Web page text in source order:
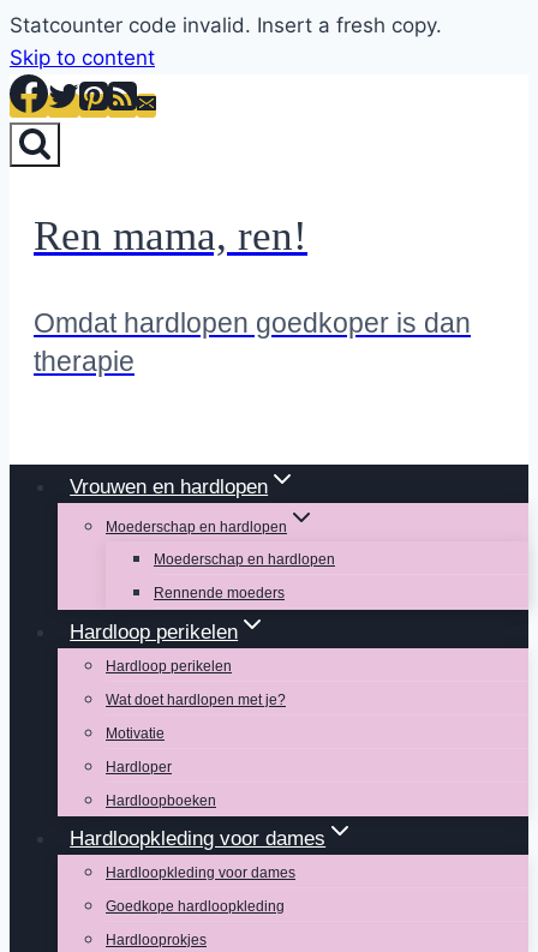
Statcounter code invalid. Insert a fresh copy.
Skip to content
Ren mama, ren!
Omdat hardlopen goedkoper is dan
therapie
Vrouwen en hardlopen
Moederschap en hardlopen
Moederschap en hardlopen
Rennende moeders
Hardloop perikelen
Hardloop perikelen
Wat doet hardlopen met je?
Motivatie
Hardloper
Hardloopboeken
Hardloopkleding voor dames
Hardloopkleding voor dames
Goedkope hardloopkleding
Hardlooprokjes